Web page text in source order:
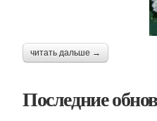
читать дальше →
Последние